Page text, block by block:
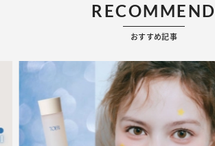
RECOMMEND
おすすめ記事